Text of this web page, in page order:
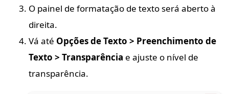
O painel de formatação de texto será aberto à
direita.
Vá até Opções de Texto > Preenchimento de
Texto > Transparência e ajuste o nível de
transparência.